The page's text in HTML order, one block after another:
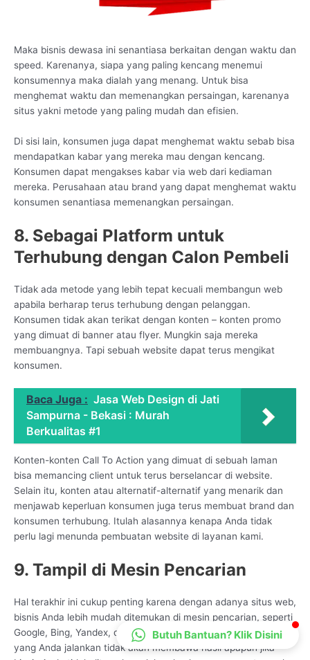
Maka bisnis dewasa ini senantiasa berkaitan dengan waktu dan
speed. Karenanya, siapa yang paling kencang menemui
konsumennya maka dialah yang menang. Untuk bisa
menghemat waktu dan memenangkan persaingan, karenanya
situs yakni metode yang paling mudah dan efisien.
Di sisi lain, konsumen juga dapat menghemat waktu sebab bisa
mendapatkan kabar yang mereka mau dengan kencang.
Konsumen dapat mengakses kabar via web dari kediaman
mereka. Perusahaan atau brand yang dapat menghemat waktu
konsumen senantiasa memenangkan persaingan.
8. Sebagai Platform untuk
Terhubung dengan Calon Pembeli
Tidak ada metode yang lebih tepat kecuali membangun web
apabila berharap terus terhubung dengan pelanggan.
Konsumen tidak akan terikat dengan konten – konten promo
yang dimuat di banner atau flyer. Mungkin saja mereka
membuangnya. Tapi sebuah website dapat terus mengikat
konsumen.
Baca Juga : Jasa Web Design di Jati
Sampurna - Bekasi : Murah
Berkualitas #1
Konten-konten Call To Action yang dimuat di sebuah laman
bisa memancing client untuk terus berselancar di website.
Selain itu, konten atau alternatif-alternatif yang menarik dan
menjawab keperluan konsumen juga terus membuat brand dan
konsumen terhubung. Itulah alasannya kenapa Anda tidak
perlu lagi menunda pembuatan website di layanan kami.
9. Tampil di Mesin Pencarian
Hal terakhir ini cukup penting karena dengan adanya situs web,
bisnis Anda lebih mudah ditemukan di mesin pencarian, seperti
Google, Bing, Yandex, dan lainnya. Sebab, strategi pemasaran
yang Anda jalankan tidak akan membawa hasil apapun jika
Butuh Bantuan? Klik Disini